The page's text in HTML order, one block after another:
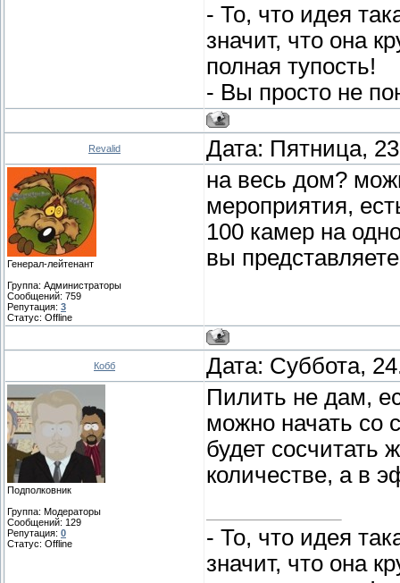
- То, что идея
значит, что она
полная тупость!
- Вы просто не
Revalid Дата: Пятница,
Генерал-лейтенант
Группа: Администраторы
Сообщений: 759
Репутация: 3
Статус: Offline
на весь дом?
мероприятия,
100 камер на
вы
Кобб Дата: Суббота,
Подполковник
Группа: Модераторы
Сообщений: 129
Репутация: 0
Статус: Offline
Пилить не дам,
можно начать со
будет сосчитать
количестве, а в
- То, что идея
значит, что она